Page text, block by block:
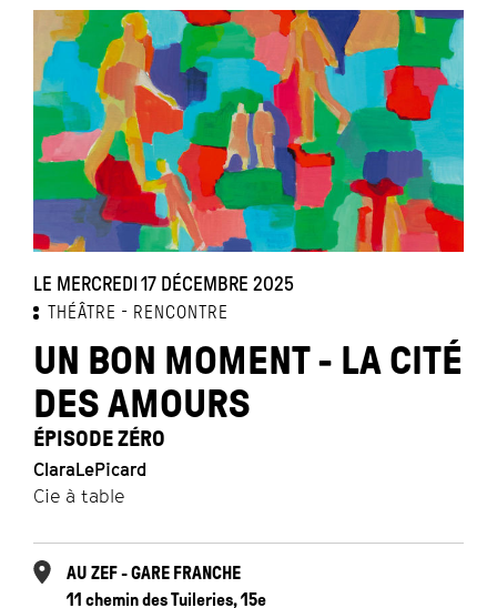
LE MERCREDI 17 DÉCEMBRE 2025
THÉÂTRE RENCONTRE
UN BON MOMENT - LA CITÉ
DES AMOURS
ÉPISODE ZÉRO
ClaraLePicard
Cie à table
AU ZEF - GARE FRANCHE
11 chemin des Tuileries, 15e